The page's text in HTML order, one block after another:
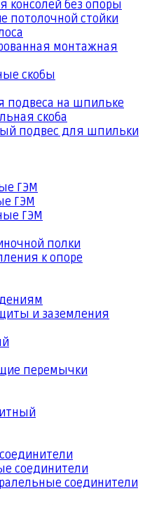
консолей без опоры
потолочной стойки
монтажная
скобы
подвеса на шпильке
скоба
подвес для шпильки
ГЭМ
ГЭМ
ГЭМ
полки
к опоре
и заземления
перемычки
соединители
соединители